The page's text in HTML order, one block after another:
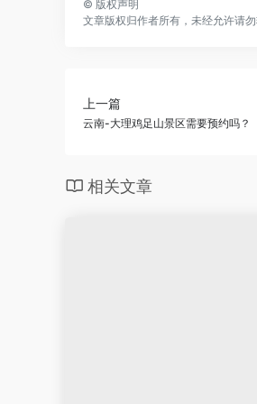
© 版权声明
文章版权归作者所有，未经允许请
上一篇
云南-大理鸡足山景区需要预约吗？
相关文章